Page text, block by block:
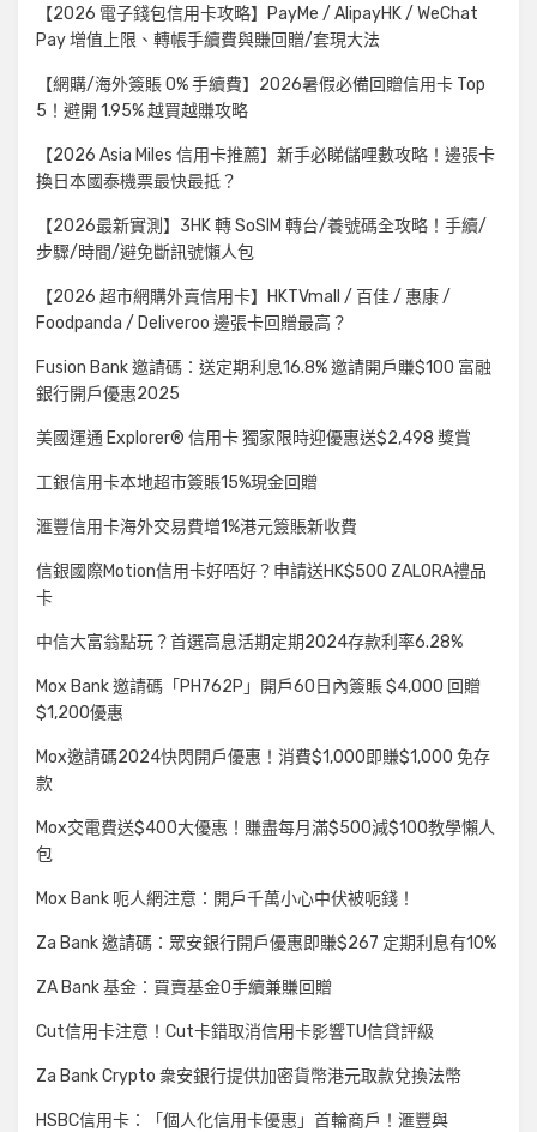
【2026 電子錢包信用卡攻略】PayMe / AlipayHK / WeChat
Pay 增值上限、轉帳手續費與賺回贈/套現大法
【網購/海外簽賬 0% 手續費】2026暑假必備回贈信用卡 Top
5！避開 1.95% 越買越賺攻略
【2026 Asia Miles 信用卡推薦】新手必睇儲哩數攻略！邊張卡
換日本國泰機票最快最抵？
【2026最新實測】3HK 轉 SoSIM 轉台/養號碼全攻略！手續/
步驟/時間/避免斷訊號懶人包
【2026 超市網購外賣信用卡】HKTVmall / 百佳 / 惠康 /
Foodpanda / Deliveroo 邊張卡回贈最高？
Fusion Bank 邀請碼：送定期利息16.8% 邀請開戶賺$100 富融
銀行開戶優惠2025
美國運通 Explorer® 信用卡 獨家限時迎優惠送$2,498 獎賞
工銀信用卡本地超市簽賬15%現金回贈
滙豐信用卡海外交易費增1%港元簽賬新收費
信銀國際Motion信用卡好唔好？申請送HK$500 ZALORA禮品
卡
中信大富翁點玩？首選高息活期定期2024存款利率6.28%
Mox Bank 邀請碼「PH762P」開戶60日內簽賬 $4,000 回贈
$1,200優惠
Mox邀請碼2024快閃開戶優惠！消費$1,000即賺$1,000 免存
款
Mox交電費送$400大優惠！賺盡每月滿$500減$100教學懶人
包
Mox Bank 呃人網注意：開戶千萬小心中伏被呃錢！
Za Bank 邀請碼：眾安銀行開戶優惠即賺$267 定期利息有10%
ZA Bank 基金：買賣基金0手續兼賺回贈
Cut信用卡注意！Cut卡錯取消信用卡影響TU信貸評級
Za Bank Crypto 衆安銀行提供加密貨幣港元取款兌換法幣
HSBC信用卡：「個人化信用卡優惠」首輪商戶！滙豐與